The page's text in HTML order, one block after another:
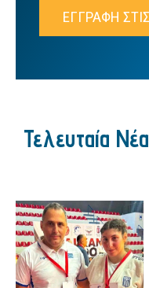
ΕΓΓΡΑΦΗ
Τελευταία Νέα